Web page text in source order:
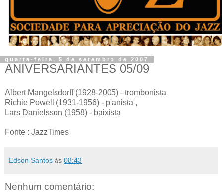
quarta-feira, 5 de setembro de 2007
ANIVERSARIANTES 05/09
Albert Mangelsdorff (1928-2005) - trombonista,
Richie Powell (1931-1956) - pianista ,
Lars Danielsson (1958) - baixista
Fonte : JazzTimes
Edson Santos às 08:43
Nenhum comentário: